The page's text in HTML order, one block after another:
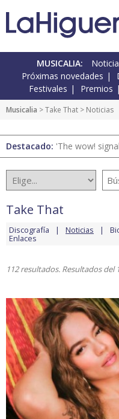
MUSICALIA:
Próximas novedades
Festivales
Premios
Musicalia >Take That > Noticias
Destacado: 'The wow!
Take That
Discografía Noticias
Enlaces
112 resultados. Resultados del